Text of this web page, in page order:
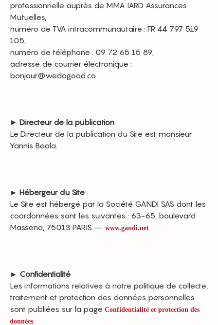
professionnelle auprès de MMA IARD Assurances
Mutuelles,
numéro de TVA intracommunautaire : FR 44 797 519
105,
numéro de téléphone : 09 72 65 15 89,
adresse de courrier électronique :
bonjour@wedogood.co.
► Directeur de la publication
Le Directeur de la publication du Site est monsieur
Yannis Baala.
► Hébergeur du Site
Le Site est hébergé par la Société GANDI SAS dont les
coordonnées sont les suivantes : 63-65, boulevard
Massena, 75013 PARIS – www.gandi.net
► Confidentialité
Les informations relatives à notre politique de collecte,
traitement et protection des données personnelles
sont publiées sur la page Confidentialité et protection des
données.